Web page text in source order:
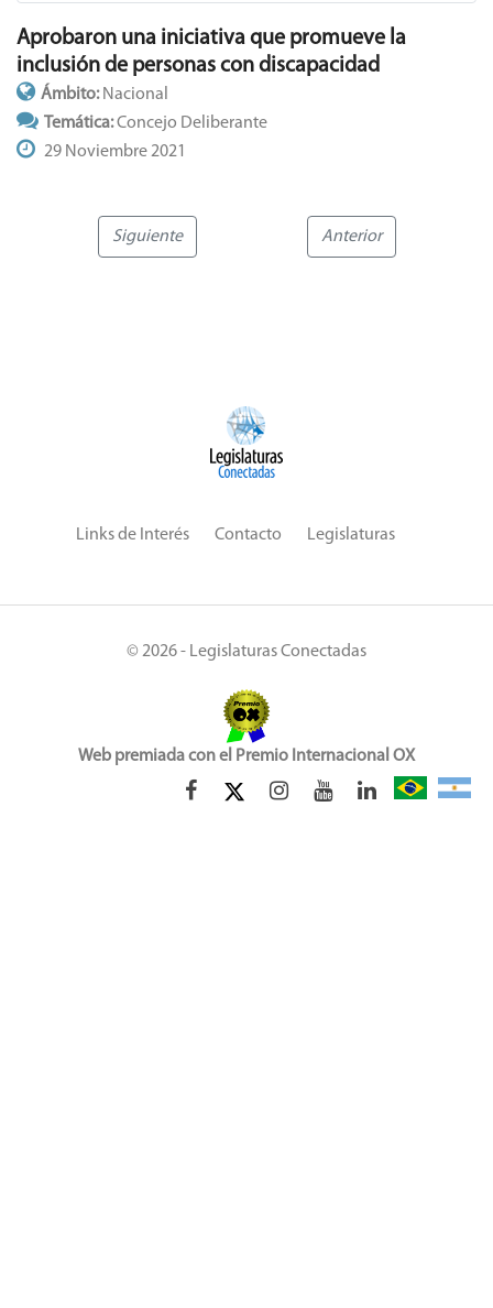
Aprobaron una iniciativa que promueve la
inclusión de personas con discapacidad
Ámbito: Nacional
Temática:Concejo Deliberante
29 Noviembre 2021
Siguiente Anterior
Links de Interés Contacto Legislaturas
© 2026 - Legislaturas Conectadas
Web premiada con el Premio Internacional OX